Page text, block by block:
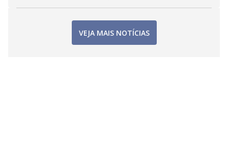
VEJA MAIS NOTÍCIAS